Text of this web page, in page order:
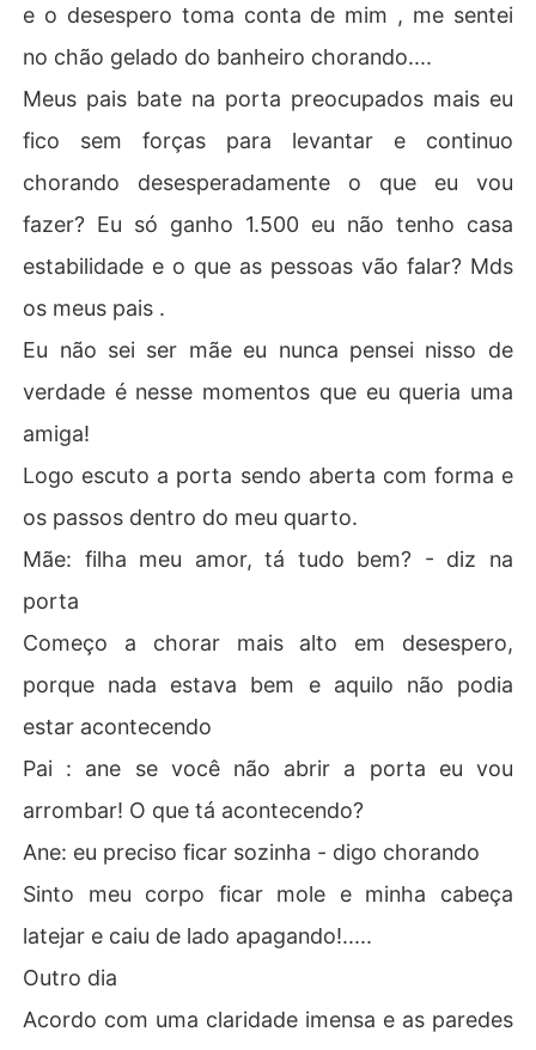
e o desespero toma conta de mim , me sentei
no chão gelado do banheiro chorando....
Meus pais bate na porta preocupados mais eu
fico sem forças para levantar e continuo
chorando desesperadamente o que eu vou
fazer? Eu só ganho 1.500 eu não tenho casa
estabilidade e o que as pessoas vão falar? Mds
os meus pais .
Eu não sei ser mãe eu nunca pensei nisso de
verdade é nesse momentos que eu queria uma
amiga!
Logo escuto a porta sendo aberta com forma e
os passos dentro do meu quarto.
Mãe: filha meu amor, tá tudo bem? - diz na
porta
Começo a chorar mais alto em desespero,
porque nada estava bem e aquilo não podia
estar acontecendo
Pai : ane se você não abrir a porta eu vou
arrombar! O que tá acontecendo?
Ane: eu preciso ficar sozinha - digo chorando
Sinto meu corpo ficar mole e minha cabeça
latejar e caiu de lado apagando!.....
Outro dia
Acordo com uma claridade imensa e as paredes